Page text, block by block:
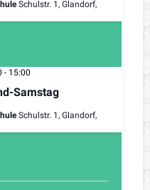
Schulstr. 1, Glandorf,
Samstag
- 15:00
Schulstr. 1, Glandorf,